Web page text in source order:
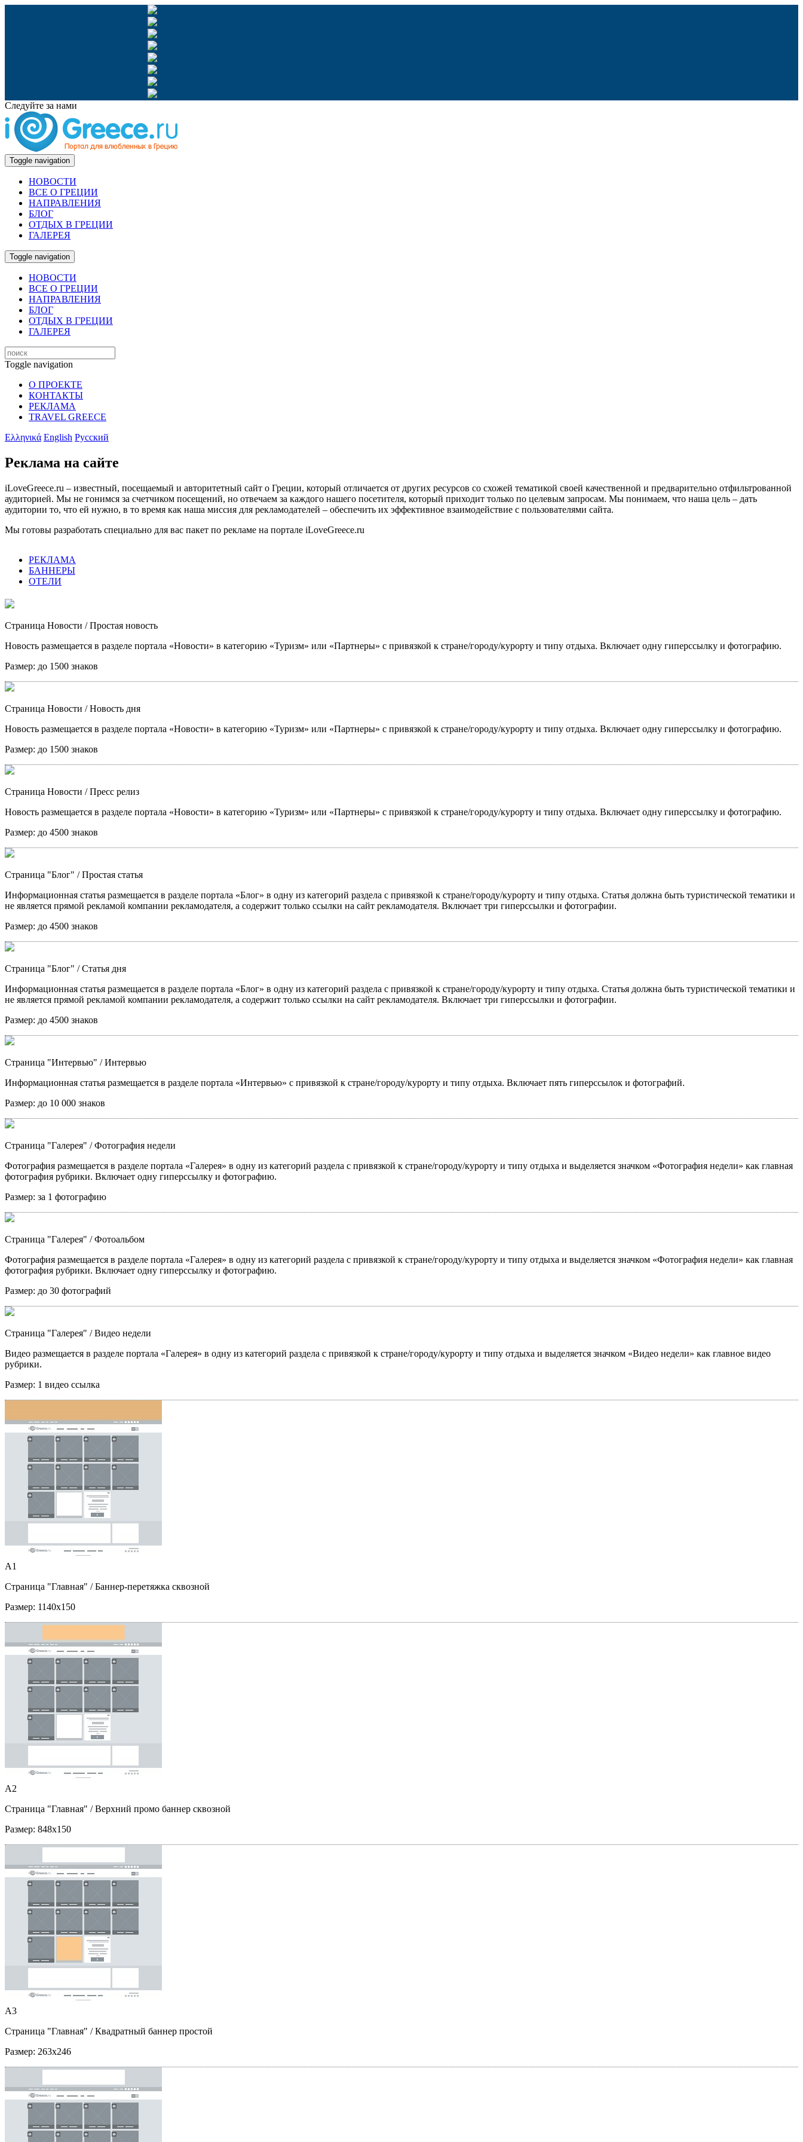
Следуйте за нами
Toggle navigation
НОВОСТИ
ВСЕ О ГРЕЦИИ
НАПРАВЛЕНИЯ
БЛОГ
ОТДЫХ В ГРЕЦИИ
ГАЛЕРЕЯ
Toggle navigation
НОВОСТИ
ВСЕ О ГРЕЦИИ
НАПРАВЛЕНИЯ
БЛОГ
ОТДЫХ В ГРЕЦИИ
ГАЛЕРЕЯ
Toggle navigation
О ПРОЕКТЕ
КОНТАКТЫ
РЕКЛАМА
TRAVEL GREECE
Ελληνικά English Русский
Реклама на сайте
iLoveGreece.ru – известный, посещаемый и авторитетный сайт о Греции, который отличается от других ресурсов со схожей тематикой своей качественной и предварительно отфильтрованной
аудиторией. Мы не гонимся за счетчиком посещений, но отвечаем за каждого нашего посетителя, который приходит только по целевым запросам. Мы понимаем, что наша цель – дать
аудитории то, что ей нужно, в то время как наша миссия для рекламодателей – обеспечить их эффективное взаимодействие с пользователями сайта.
Мы готовы разработать специально для вас пакет по рекламе на портале iLoveGreece.ru
РЕКЛАМА
БАННЕРЫ
ОТЕЛИ
Страница Новости / Простая новость
Новость размещается в разделе портала «Новости» в категорию «Туризм» или «Партнеры» с привязкой к стране/городу/курорту и типу отдыха. Включает одну гиперссылку и фотографию.
Размер: до 1500 знаков
Страница Новости / Новость дня
Новость размещается в разделе портала «Новости» в категорию «Туризм» или «Партнеры» с привязкой к стране/городу/курорту и типу отдыха. Включает одну гиперссылку и фотографию.
Размер: до 1500 знаков
Страница Новости / Пресс релиз
Новость размещается в разделе портала «Новости» в категорию «Туризм» или «Партнеры» с привязкой к стране/городу/курорту и типу отдыха. Включает одну гиперссылку и фотографию.
Размер: до 4500 знаков
Страница "Блог" / Простая статья
Информационная статья размещается в разделе портала «Блог» в одну из категорий раздела с привязкой к стране/городу/курорту и типу отдыха. Статья должна быть туристической тематики и
не является прямой рекламой компании рекламодателя, а содержит только ссылки на сайт рекламодателя. Включает три гиперссылки и фотографии.
Размер: до 4500 знаков
Страница "Блог" / Статья дня
Информационная статья размещается в разделе портала «Блог» в одну из категорий раздела с привязкой к стране/городу/курорту и типу отдыха. Статья должна быть туристической тематики и
не является прямой рекламой компании рекламодателя, а содержит только ссылки на сайт рекламодателя. Включает три гиперссылки и фотографии.
Размер: до 4500 знаков
Страница "Интервью" / Интервью
Информационная статья размещается в разделе портала «Интервью» с привязкой к стране/городу/курорту и типу отдыха. Включает пять гиперссылок и фотографий.
Размер: до 10 000 знаков
Страница "Галерея" / Фотография недели
Фотография размещается в разделе портала «Галерея» в одну из категорий раздела с привязкой к стране/городу/курорту и типу отдыха и выделяется значком «Фотография недели» как главная
фотография рубрики. Включает одну гиперссылку и фотографию.
Размер: за 1 фотографию
Страница "Галерея" / Фотоальбом
Фотография размещается в разделе портала «Галерея» в одну из категорий раздела с привязкой к стране/городу/курорту и типу отдыха и выделяется значком «Фотография недели» как главная
фотография рубрики. Включает одну гиперссылку и фотографию.
Размер: до 30 фотографий
Страница "Галерея" / Видео недели
Видео размещается в разделе портала «Галерея» в одну из категорий раздела с привязкой к стране/городу/курорту и типу отдыха и выделяется значком «Видео недели» как главное видео
рубрики.
Размер: 1 видео ссылка
A1
Страница "Главная" / Баннер-перетяжка сквозной
Размер: 1140x150
A2
Страница "Главная" / Верхний промо баннер сквозной
Размер: 848x150
A3
Страница "Главная" / Квадратный баннер простой
Размер: 263x246